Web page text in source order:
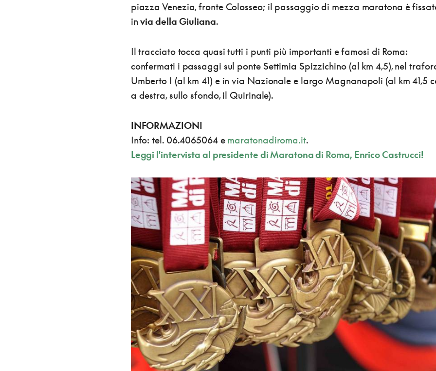
piazza Venezia, fronte Colosseo; il passaggio di mezza maratona è
invia della Giuliana.
Il tracciato tocca quasi tutti i punti più importanti e famosi di Roma:
confermati i passaggi sul ponte Settimia Spizzichino (al km 4,5), nel
Umberto I (al km 41) e in via Nazionale e largo Magnanapoli (al km 41,5
a destra, sullo sfondo, il Quirinale).
INFORMAZIONI
Info: tel. 06.4065064 e maratonadiroma.it.
Leggi l'intervista al presidente di Maratona di Roma, Enrico Castrucci!